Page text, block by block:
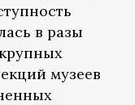
в разы
музеев